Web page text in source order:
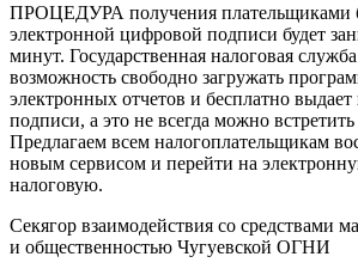
ПРОЦЕДУРА получения плательщиками
электронной цифровой подписи будет
минут. Государственная налоговая
возможность свободно загружать
электронных отчетов и бесплатно
подписи, а это не всегда можно
Предлагаем всем налогоплательщикам
новым сервисом и перейти на
налоговую.
Секягор взаимодействия со средствами
и общественностью Чугуевской ОГНИ